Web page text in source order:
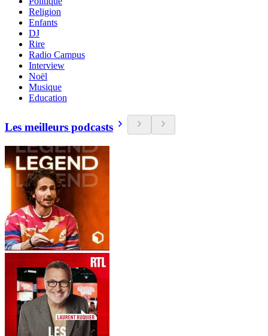
Religion
Enfants
DJ
Rire
Radio Campus
Interview
Noël
Musique
Education
Les meilleurs podcasts